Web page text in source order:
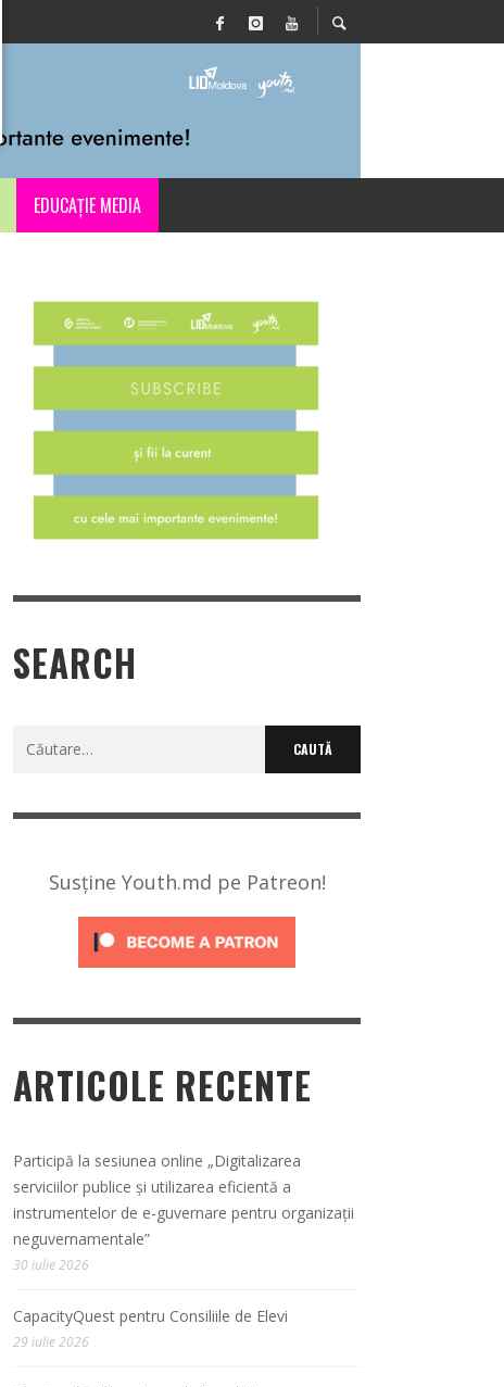
EDUCAȚIE MEDIA
SEARCH
Caută
Susține Youth.md pe Patreon!
ARTICOLE RECENTE
Participă la sesiunea online „Digitalizarea
serviciilor publice și utilizarea eficientă a
instrumentelor de e-guvernare pentru organizații
neguvernamentale”
30 iulie 2026
CapacityQuest pentru Consiliile de Elevi
29 iulie 2026